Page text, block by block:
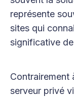
représente
sites qui
significative
Contrairement
serveur privé